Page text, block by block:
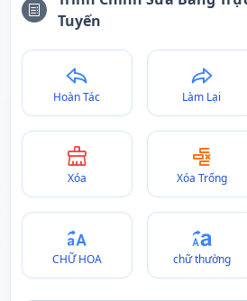
Tuyến
Hoàn Tác Làm Lại
Xóa Xóa Trống
CHỮ HOA chữ thường